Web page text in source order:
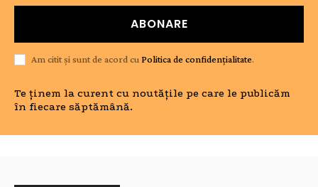
ABONARE
Am citit și sunt de acord cuPolitica de confidențialitate.
Te ținem la curent cu noutățile pe care le publicăm
în fiecare săptămână.